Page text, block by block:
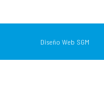
Diseño Web SGM